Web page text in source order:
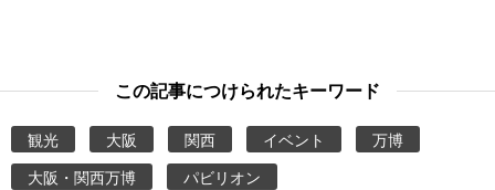
この記事につけられたキーワード
観光 大阪 関西 イベント
万博
大阪・関西万博
パビリオン